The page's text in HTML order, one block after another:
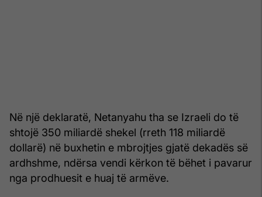
Në një deklaratë, Netanyahu tha se Izraeli do të
shtojë 350 miliardë shekel (rreth 118 miliardë
dollarë) në buxhetin e mbrojtjes gjatë dekadës së
ardhshme, ndërsa vendi kërkon të bëhet i pavarur
nga prodhuesit e huaj të armëve.